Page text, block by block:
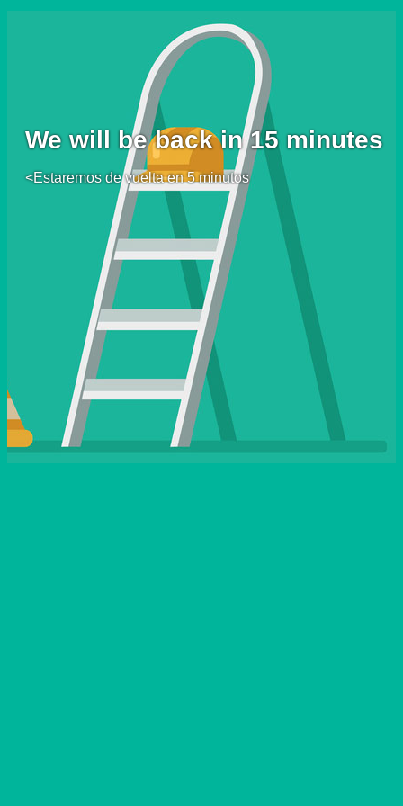
We will be back in 15 minutes
<Estaremos de vuelta en 5 minutos